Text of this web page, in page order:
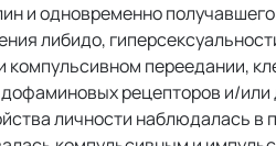
и одновременно
либидо,
компульсивном переедании,
рецепторов и/или
личности наблюдалась в